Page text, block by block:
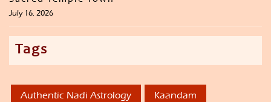
July 16, 2026
Tags
Authentic Nadi Astrology Kaandam